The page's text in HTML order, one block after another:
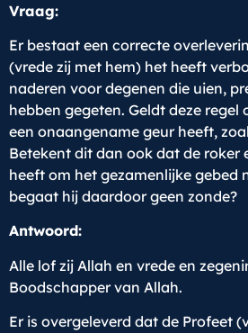
Vraag:
Er bestaat een correcte
(vrede zij met hem) het heeft
naderen voor degenen die uien,
hebben gegeten. Geldt deze regel
een onaangename geur heeft,
Betekent dit dan ook dat de roker
heeft om het gezamenlijke gebed
begaat hij daardoor geen zonde?
Antwoord:
Alle lof zij Allah en vrede en
Boodschapper van Allah.
Er is overgeleverd dat de Profeet